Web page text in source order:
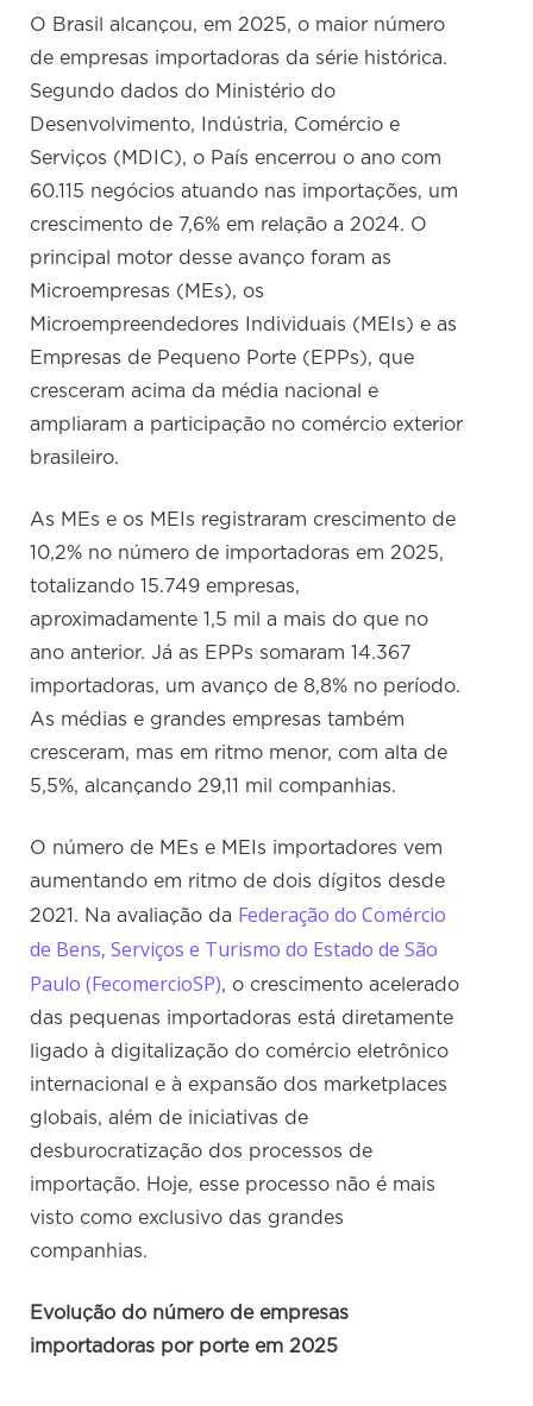
O Brasil alcançou, em 2025, o maior número
de empresas importadoras da série histórica.
Segundo dados do Ministério do
Desenvolvimento, Indústria, Comércio e
Serviços (MDIC), o País encerrou o ano com
60.115 negócios atuando nas importações, um
crescimento de 7,6% em relação a 2024. O
principal motor desse avanço foram as
Microempresas (MEs), os
Microempreendedores Individuais (MEIs) e as
Empresas de Pequeno Porte (EPPs), que
cresceram acima da média nacional e
ampliaram a participação no comércio exterior
brasileiro.
As MEs e os MEIs registraram crescimento de
10,2% no número de importadoras em 2025,
totalizando 15.749 empresas,
aproximadamente 1,5 mil a mais do que no
ano anterior. Já as EPPs somaram 14.367
importadoras, um avanço de 8,8% no período.
As médias e grandes empresas também
cresceram, mas em ritmo menor, com alta de
5,5%, alcançando 29,11 mil companhias.
O número de MEs e MEIs importadores vem
aumentando em ritmo de dois dígitos desde
2021. Na avaliação da Federação do Comércio
de Bens, Serviços e Turismo do Estado de São
Paulo (FecomercioSP), o crescimento acelerado
das pequenas importadoras está diretamente
ligado à digitalização do comércio eletrônico
internacional e à expansão dos marketplaces
globais, além de iniciativas de
desburocratização dos processos de
importação. Hoje, esse processo não é mais
visto como exclusivo das grandes
companhias.
Evolução do número de empresas
importadoras por porte em 2025